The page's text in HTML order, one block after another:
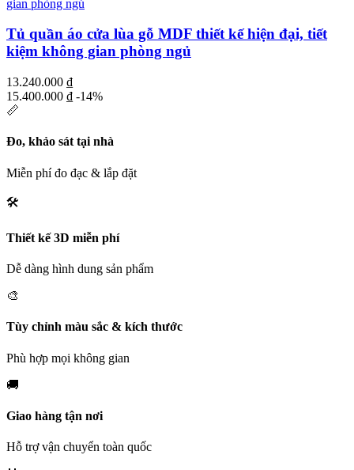
Tủ quần áo cửa lùa gỗ MDF thiết kế hiện đại, tiết
kiệm không gian phòng ngủ
13.240.000 ₫
15.400.000 ₫ -14%
📏
Đo, khảo sát tại nhà
Miễn phí đo đạc & lắp đặt
🛠️
Thiết kế 3D miễn phí
Dễ dàng hình dung sản phẩm
🎨
Tùy chỉnh màu sắc & kích thước
Phù hợp mọi không gian
🚚
Giao hàng tận nơi
Hỗ trợ vận chuyển toàn quốc